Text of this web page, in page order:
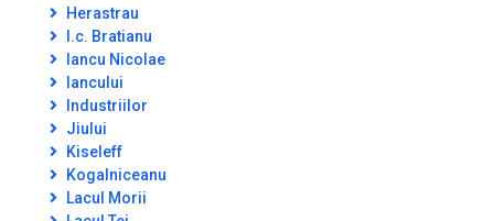
Herastrau
I.c. Bratianu
Iancu Nicolae
Iancului
Industriilor
Jiului
Kiseleff
Kogalniceanu
Lacul Morii